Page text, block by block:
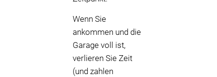
Wenn Sie
ankommen und die
Garage voll ist,
verlieren Sie Zeit
(und zahlen